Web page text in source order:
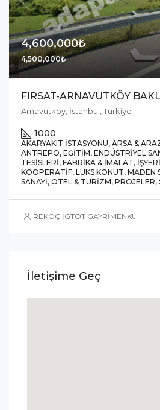
4,600,000₺
4,500,000₺
Arnavutköy, İstanbul, Türkiye
1000
AKARYAKIT İSTASYONU, ARSA &
ANTREPO, EĞITIM, ENDÜSTRIYEL
TESISLERI, FABRIKA & İMALAT,
KOOPERATIF, LÜKS KONUT, MADEN
SANAYI, OTEL & TURIZM, PROJELER,
REKOÇ İGTOT GAYRİMENKUL
İletişime Geç